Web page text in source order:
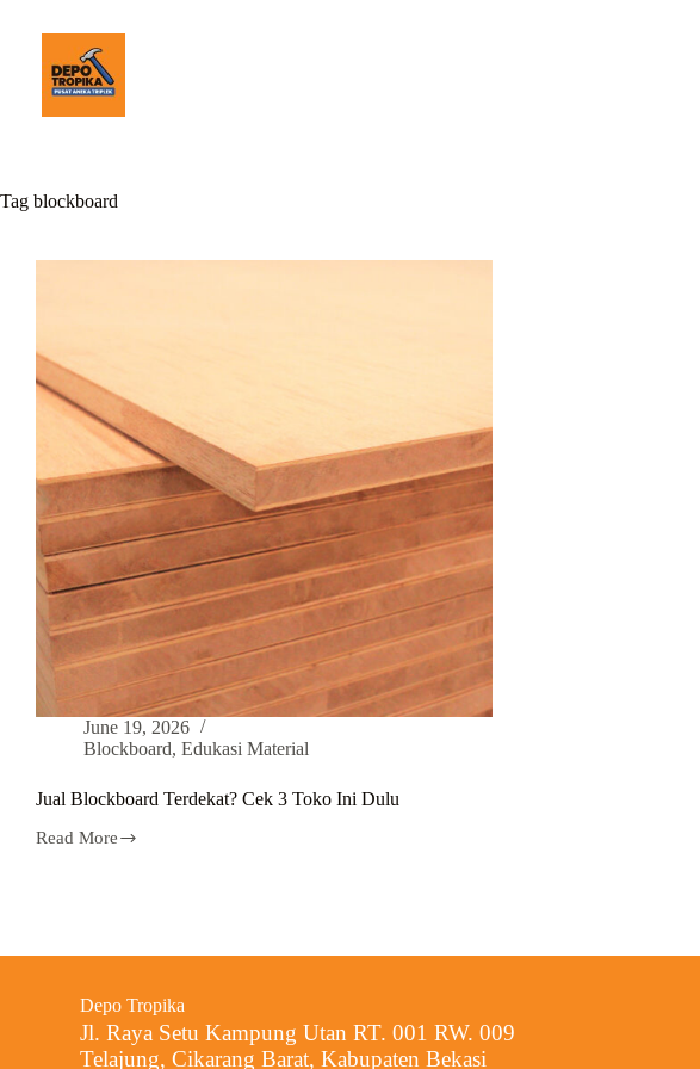
Tag blockboard
June 19, 2026
Blockboard, Edukasi Material
Jual Blockboard Terdekat? Cek 3 Toko Ini Dulu
Read More
Depo Tropika
Jl. Raya Setu Kampung Utan RT. 001 RW. 009
Telajung, Cikarang Barat, Kabupaten Bekasi